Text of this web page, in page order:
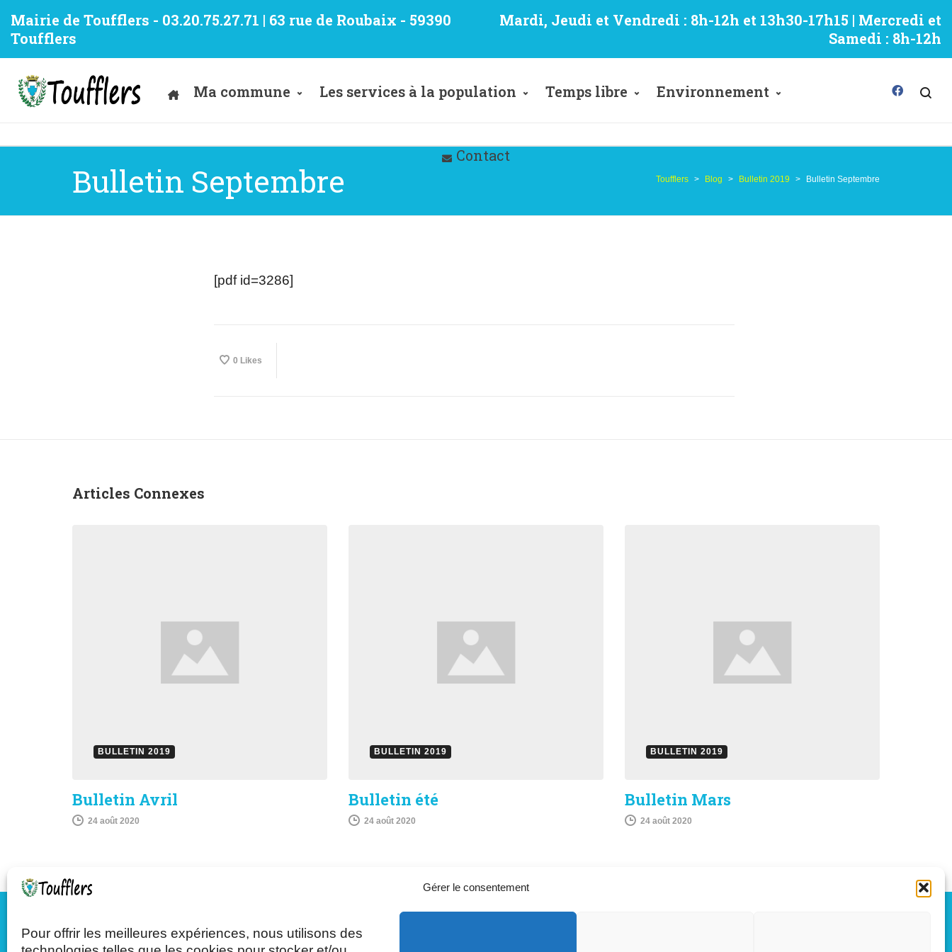
Gérer le consentement
Pour offrir les meilleures expériences, nous utilisons des
Mairie de Toufflers - 03.20.75.27.71 | 63 rue de Roubaix - 59390
Toufflers
Mardi, Jeudi et Vendredi : 8h-12h et 13h30-17h15 | Mercredi et
Samedi : 8h-12h
Ma commune Les services à la population Temps libre Environnement
Contact
Bulletin Septembre Toufflers > Blog > Bulletin 2019 > Bulletin Septembre
[pdf id=3286]
0 Likes
Articles Connexes
BULLETIN 2019
Bulletin Avril
24 août 2020
BULLETIN 2019
Bulletin été
24 août 2020
BULLETIN 2019
Bulletin Mars
24 août 2020
Mairie de Toufflers
Mardi, Jeudi et Vendredi : 8h/12h et